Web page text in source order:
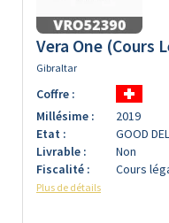
Vera One (Cours
Gibraltar
Coffre :
Millésime :
2019
Etat :
GOOD
Livrable :
Non
Fiscalité :
Cours
Plus de détails